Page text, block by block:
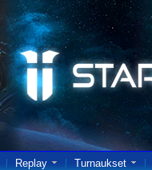
Replay Turnaukset